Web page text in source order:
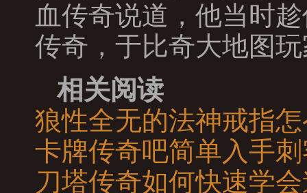
血传奇说道，他当时
传奇，于比奇大地图
相关阅读
狼性全无的法神戒指
卡牌传奇吧简单入手
刀塔传奇如何快速学